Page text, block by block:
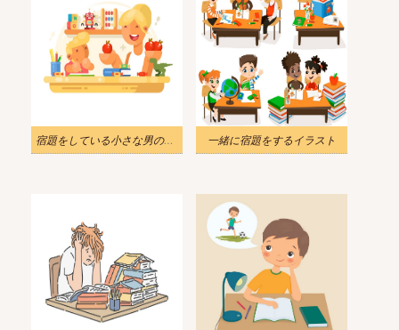
宿題をしている小さな男の子のイラスト 一緒に宿題をするイラスト